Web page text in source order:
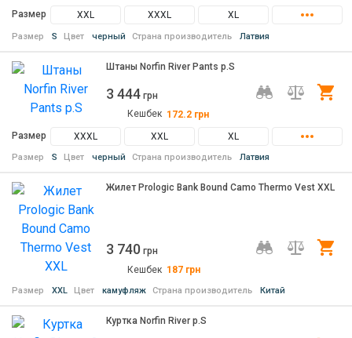
Размер
XXL XXXL XL
Размер S Цвет черный Страна производитель Латвия
Штаны Norfin River Pants р.S
3 444 грн
Кешбек 172.2 грн
Размер
XXXL XXL XL
Размер S Цвет черный Страна производитель Латвия
Жилет Prologic Bank Bound Camo Thermo Vest XXL
3 740 грн
Кешбек 187 грн
Размер XXL Цвет камуфляж Страна производитель Китай
Куртка Norfin River р.S